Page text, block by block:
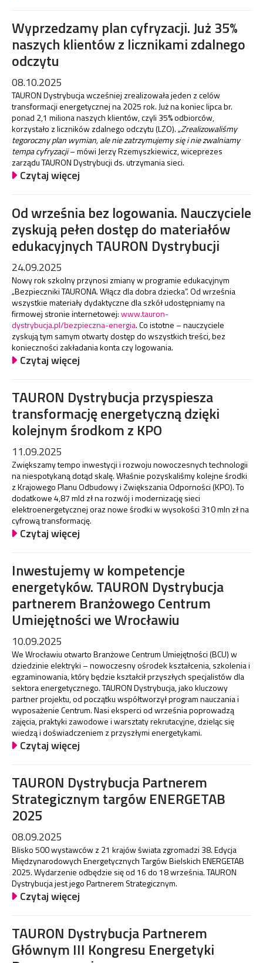
Wyprzedzamy plan cyfryzacji. Już 35%
naszych klientów z licznikami zdalnego
odczytu
08.10.2025
TAURON Dystrybucja wcześniej zrealizowała jeden z celów
transformacji energetycznej na 2025 rok. Już na koniec lipca br.
ponad 2,1 miliona naszych klientów, czyli 35% odbiorców,
korzystało z liczników zdalnego odczytu (LZO). „Zrealizowaliśmy
tegoroczny plan wymian, ale nie zatrzymujemy się i nie zwalniamy
tempa cyfryzacji– mówi Jerzy Rzemyszkiewicz, wiceprezes
zarządu TAURON Dystrybucji ds. utrzymania sieci.
Czytaj więcej
Od września bez logowania. Nauczyciele
zyskują pełen dostęp do materiałów
edukacyjnych TAURON Dystrybucji
24.09.2025
Nowy rok szkolny przynosi zmiany w programie edukacyjnym
„Bezpieczniki TAURONA. Włącz dla dobra dziecka”. Od września
wszystkie materiały dydaktyczne dla szkół udostępniamy na
firmowej stronie internetowej:www.tauron-
dystrybucja.pl/bezpieczna-energia. Co istotne – nauczyciele
zyskują tym samym otwarty dostęp do wszystkich treści, bez
konieczności zakładania konta czy logowania.
Czytaj więcej
TAURON Dystrybucja przyspiesza
transformację energetyczną dzięki
kolejnym środkom z KPO
11.09.2025
Zwiększamy tempo inwestycji i rozwoju nowoczesnych technologii
na niespotykaną dotąd skalę. Właśnie pozyskaliśmy kolejne środki
z Krajowego Planu Odbudowy i Zwiększania Odporności (KPO). To
dodatkowe 4,87 mld zł na rozwój i modernizację sieci
elektroenergetycznej oraz nowe środki w wysokości 310 mln zł na
cyfrową transformację.
Czytaj więcej
Inwestujemy w kompetencje
energetyków. TAURON Dystrybucja
partnerem Branżowego Centrum
Umiejętności we Wrocławiu
10.09.2025
We Wrocławiu otwarto Branżowe Centrum Umiejętności (BCU) w
dziedzinie elektryki – nowoczesny ośrodek kształcenia, szkolenia i
egzaminowania, który będzie kształcił przyszłych specjalistów dla
sektora energetycznego. TAURON Dystrybucja, jako kluczowy
partner projektu, od początku współtworzył program nauczania i
wyposażenie Centrum. Nasi eksperci od września poprowadzą
zajęcia, praktyki zawodowe i warsztaty rekrutacyjne, dzieląc się
wiedzą i doświadczeniem z przyszłymi energetykami.
Czytaj więcej
TAURON Dystrybucja Partnerem
Strategicznym targów ENERGETAB
2025
08.09.2025
Blisko 500 wystawców z 21 krajów świata zgromadzi 38. Edycja
Międzynarodowych Energetycznych Targów Bielskich ENERGETAB
2025. Wydarzenie odbędzie się od 16 do 18 września. TAURON
Dystrybucja jest jego Partnerem Strategicznym.
Czytaj więcej
TAURON Dystrybucja Partnerem
Głównym III Kongresu Energetyki